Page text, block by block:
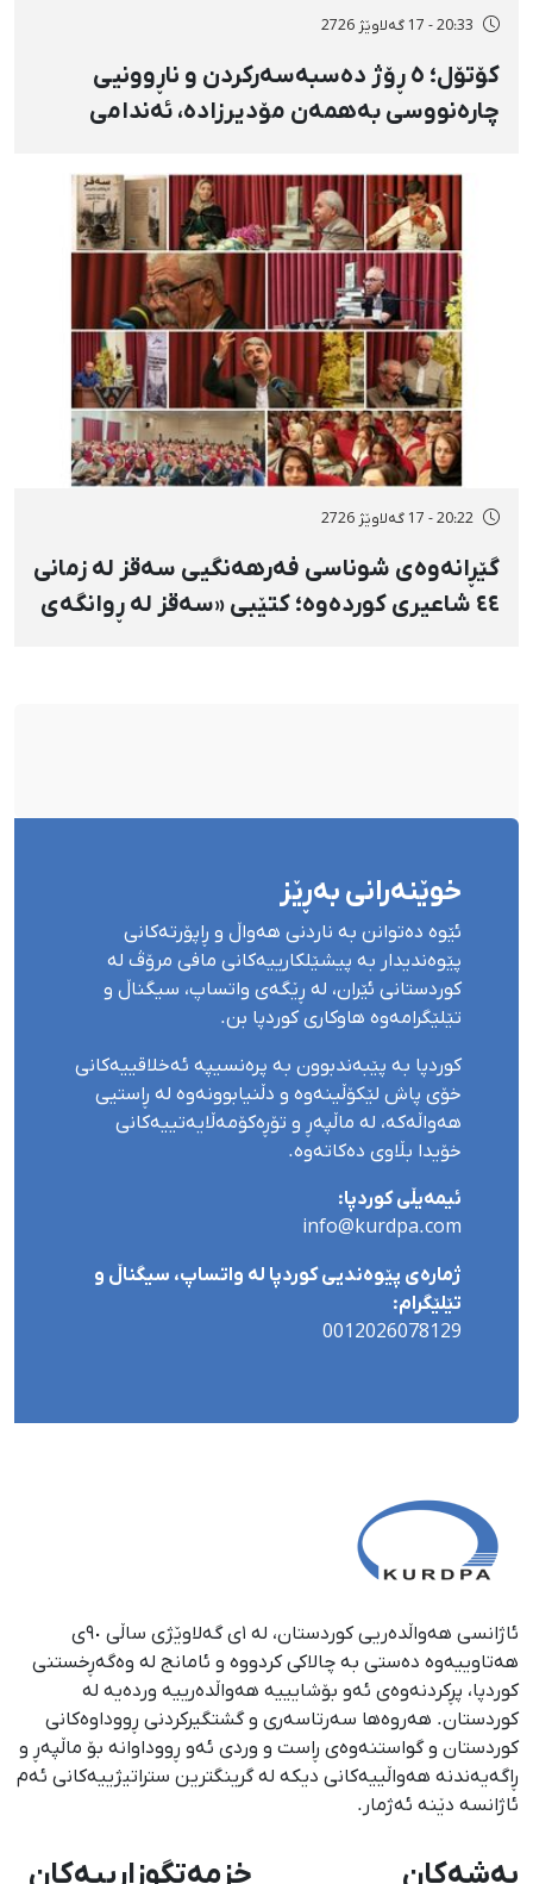
20:33 - 17 گەلاوێژ 2726
کۆتۆل؛ ٥ ڕۆژ دەسبەسەرکردن و ناڕوونیی
چارەنووسی بەهمەن مۆدیرزادە، ئەندامی
لە دژی لەسێدارەدان
20:22 - 17 گەلاوێژ 2726
گێڕانەوەی شوناسی فەرهەنگیی سەقز لە زمانی
٤٤ شاعیری کوردەوە؛ کتێبی «سەقز لە ڕوانگەی
خوێنەرانی بەڕێز
ئێوە دەتوانن بە ناردنی هەواڵ و ڕاپۆرتەکانی
پێوەندیدار بە پیشێلکارییەکانی مافی مرۆڤ لە
کوردستانی ئێران، لە ڕێگەی واتساپ، سیگناڵ و
تێلێگرامەوە هاوکاری کوردپا بن.
کوردپا بە پێبەندبوون بە پرەنسیپە ئەخلاقییەکانی
خۆی پاش لێکۆڵینەوە و دڵنیابوونەوە لە ڕاستیی
هەواڵەکە، لە ماڵپەڕ و تۆڕەکۆمەڵایەتییەکانی
خۆیدا بڵاوی دەکاتەوە.
ئیمەیڵی کوردپا:
info@kurdpa.com
ژمارەی پێوەندیی کوردپا لە واتساپ، سیگناڵ و
تێلێگرام:
0012026078129
ئاژانسی هەواڵدەریی کوردستان، لە ١ی گەلاوێژی ساڵی ٩٠ی
هەتاوییەوە دەستی بە چالاکی کردووە و ئامانج لە وەگەڕخستنی
كوردپا، پڕكردنەوەی ئەو بۆشایییە هەواڵدەرییە وردەیە لە
كوردستان. هەروەها سەرتاسەری و گشتگیركردنی ڕووداوەكانی
كوردستان و گواستنەوەی ڕاست و وردی ئەو ڕووداوانە بۆ ماڵپەڕ و
ڕاگەیەندنە هەواڵییەكانی دیكە لە گرینگترین ستراتیژییەكانی ئەم
ئاژانسە دێنە ئەژمار.
بەشەکان خزمەتگوزارییەکان